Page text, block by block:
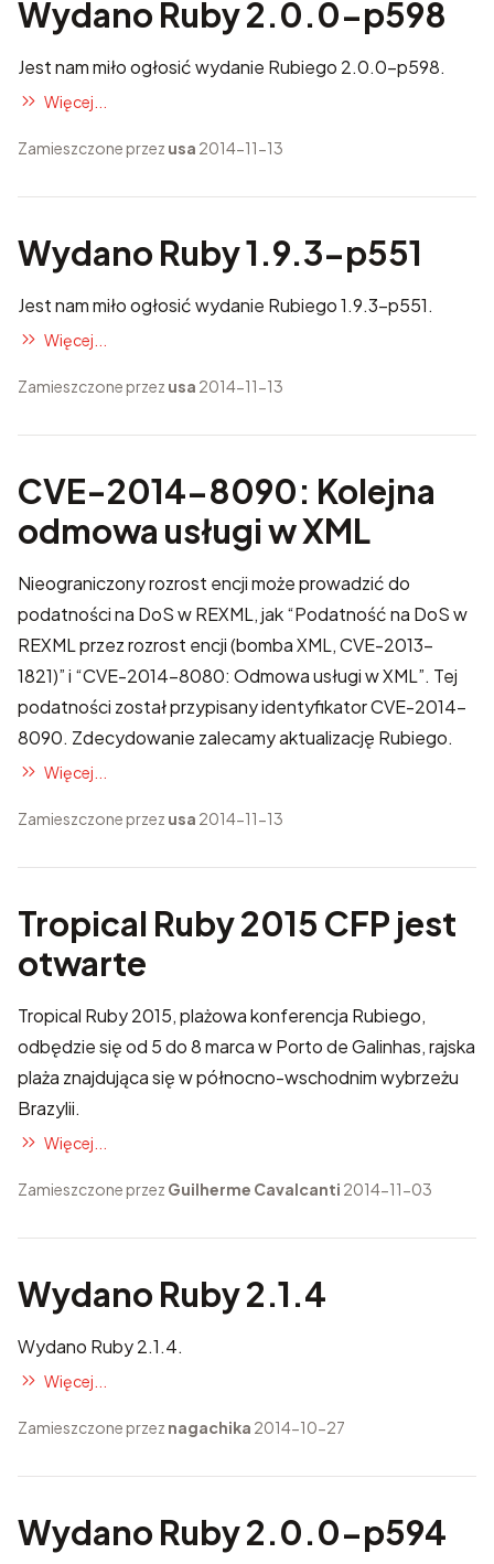
Wydano Ruby 2.0.0-p598
Jest nam miło ogłosić wydanie Rubiego 2.0.0-p598.
Więcej...
Zamieszczone przez usa 2014-11-13
Wydano Ruby 1.9.3-p551
Jest nam miło ogłosić wydanie Rubiego 1.9.3-p551.
Więcej...
Zamieszczone przez usa 2014-11-13
CVE-2014-8090: Kolejna
odmowa usługi w XML
Nieograniczony rozrost encji może prowadzić do
podatności na DoS w REXML, jak“Podatność na DoS w
REXML przez rozrost encji (bomba XML, CVE-2013-
1821)”i “CVE-2014-8080: Odmowa usługi w XML”. Tej
podatności został przypisany identyfikatorCVE-2014-
8090. Zdecydowanie zalecamy aktualizację Rubiego.
Więcej...
Zamieszczone przez usa 2014-11-13
Tropical Ruby 2015 CFP jest
otwarte
Tropical Ruby 2015, plażowa konferencja Rubiego,
odbędzie się od 5 do 8 marca w Porto de Galinhas, rajska
plaża znajdująca się w północno-wschodnim wybrzeżu
Brazylii.
Więcej...
Zamieszczone przez Guilherme Cavalcanti 2014-11-03
Wydano Ruby 2.1.4
Wydano Ruby 2.1.4.
Więcej...
Zamieszczone przez nagachika 2014-10-27
Wydano Ruby 2.0.0-p594